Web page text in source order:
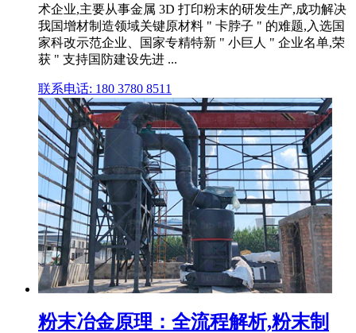
术企业,主要从事金属 3D 打印粉末的研发生产,成功解决
我国增材制造领域关键原材料 " 卡脖子 " 的难题,入选国
家科改示范企业、国家专精特新 " 小巨人 " 企业名单,荣
获 " 支持国防建设先进 ...
联系电话: 180 3780 8511
粉末冶金原理：全流程解析,粉末制